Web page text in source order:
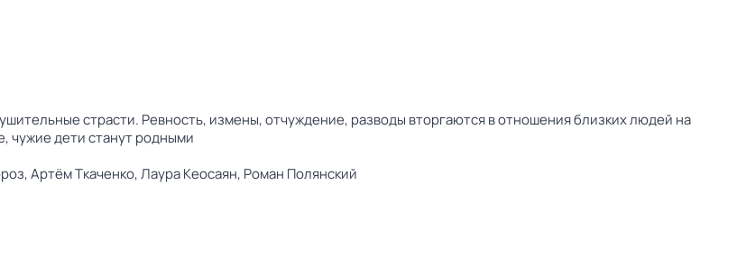
страсти. Ревность, измены, отчуждение, разводы вторгаются в отношения близких людей на
чужие дети станут родными
Артём Ткаченко,Лаура Кеосаян, Роман Полянский